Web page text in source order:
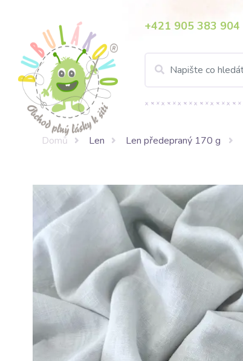
+421 905 383 904
Domů Len Len předepraný 170 g